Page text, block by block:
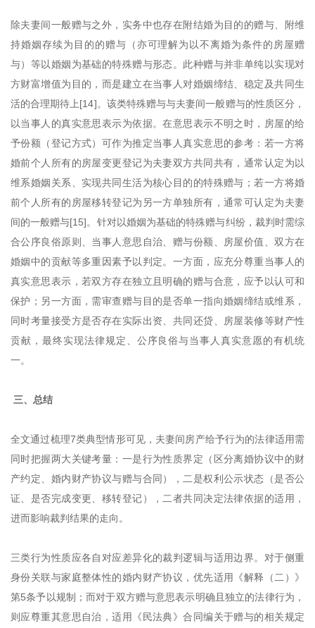
除夫妻间一般赠与之外，实务中也存在附结婚为目的的赠与、附维
持婚姻存续为目的的赠与（亦可理解为以不离婚为条件的房屋赠
与）等以婚姻为基础的特殊赠与形态。此种赠与并非单纯以实现对
方财富增值为目的，而是建立在当事人对婚姻缔结、稳定及共同生
活的合理期待上[14]。该类特殊赠与与夫妻间一般赠与的性质区分，
以当事人的真实意思表示为依据。在意思表示不明之时，房屋的给
予份额（登记方式）可作为推定当事人真实意思的参考：若一方将
婚前个人所有的房屋变更登记为夫妻双方共同共有，通常认定为以
维系婚姻关系、实现共同生活为核心目的的特殊赠与；若一方将婚
前个人所有的房屋移转登记为另一方单独所有，通常可认定为夫妻
间的一般赠与[15]。针对以婚姻为基础的特殊赠与纠纷，裁判时需综
合公序良俗原则、当事人意思自治、赠与份额、房屋价值、双方在
婚姻中的贡献等多重因素予以判定。一方面，应充分尊重当事人的
真实意思表示，若双方存在独立且明确的赠与合意，应予以认可和
保护；另一方面，需审查赠与目的是否单一指向婚姻缔结或维系，
同时考量接受方是否存在实际出资、共同还贷、房屋装修等财产性
贡献，最终实现法律规定、公序良俗与当事人真实意愿的有机统
一。
三、总结
全文通过梳理7类典型情形可见，夫妻间房产给予行为的法律适用需
同时把握两大关键考量：一是行为性质界定（区分离婚协议中的财
产约定、婚内财产协议与赠与合同），二是权利公示状态（是否公
证、是否完成变更、移转登记），二者共同决定法律依据的适用，
进而影响裁判结果的走向。
三类行为性质应各自对应差异化的裁判逻辑与适用边界。对于侧重
身份关联与家庭整体性的婚内财产协议，优先适用《解释（二）》
第5条予以规制；而对于双方赠与意思表示明确且独立的法律行为，
则应尊重其意思自治，适用《民法典》合同编关于赠与的相关规定